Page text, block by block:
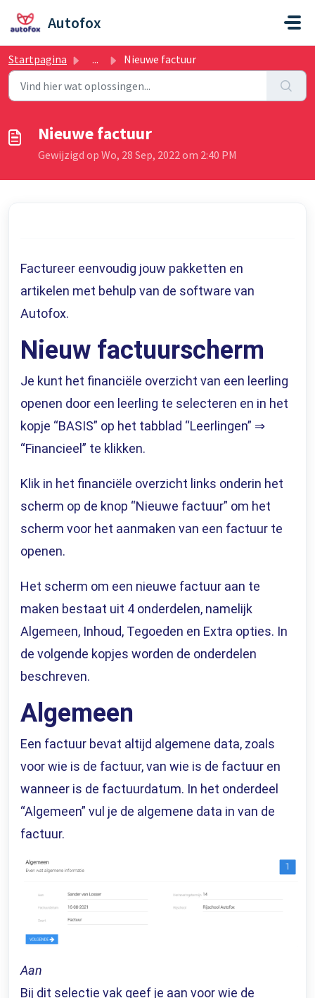
Autofox
Startpagina ... Nieuwe factuur
Nieuwe factuur
Gewijzigd op Wo, 28 Sep, 2022 om 2:40 PM
Factureer eenvoudig jouw pakketten en
artikelen met behulp van de software van
Autofox.
Nieuw factuurscherm
Je kunt het financiële overzicht van een leerling
openen door een leerling te selecteren en in het
kopje “BASIS” op het tabblad “Leerlingen” ⇒
“Financieel” te klikken.
Klik in het financiële overzicht links onderin het
scherm op de knop “Nieuwe factuur” om het
scherm voor het aanmaken van een factuur te
openen.
Het scherm om een nieuwe factuur aan te
maken bestaat uit 4 onderdelen, namelijk
Algemeen, Inhoud, Tegoeden en Extra opties. In
de volgende kopjes worden de onderdelen
beschreven.
Algemeen
Een factuur bevat altijd algemene data, zoals
voor wie is de factuur, van wie is de factuur en
wanneer is de factuurdatum. In het onderdeel
“Algemeen” vul je de algemene data in van de
factuur.
Aan
Bij dit selectie vak geef je aan voor wie de